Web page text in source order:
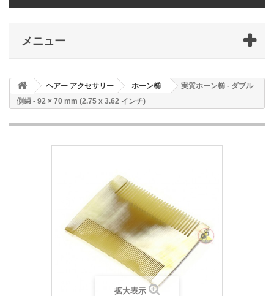
メニュー
ヘアー アクセサリー ホーン櫛
実質ホーン櫛 - ダブル
側歯 - 92 × 70 mm (2.75 x 3.62 インチ)
拡大表示